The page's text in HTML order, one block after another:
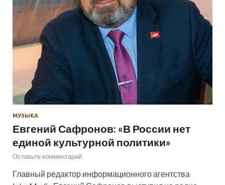
МУЗЫКА
Евгений Сафронов: «В России нет
единой культурной политики»
Оставьте комментарий
Главный редактор информационного агентства